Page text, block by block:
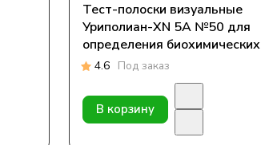
Тест-полоски визуальные
Уриполиан-XN 5А №50 для
определения биохимических
параметров в моче
4.6 Под заказ
В корзину